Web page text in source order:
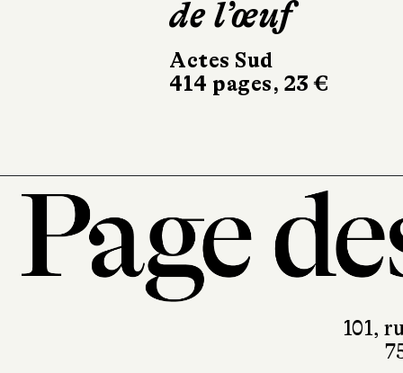
de l’œuf
Actes Sud
414 pages, 23 €
101,